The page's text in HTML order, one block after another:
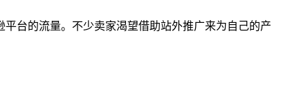
台的流量。不少卖家渴望借助站外推广来为自己的产